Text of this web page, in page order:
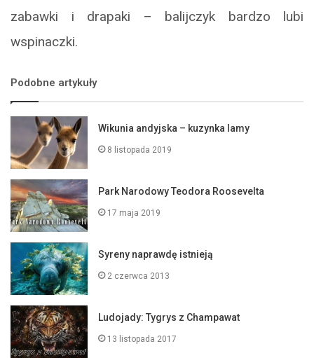
zabawki i drapaki – balijczyk bardzo lubi
wspinaczki.
Podobne artykuły
Wikunia andyjska – kuzynka lamy
8 listopada 2019
Park Narodowy Teodora Roosevelta
17 maja 2019
Syreny naprawdę istnieją
2 czerwca 2013
Ludojady: Tygrys z Champawat
13 listopada 2017